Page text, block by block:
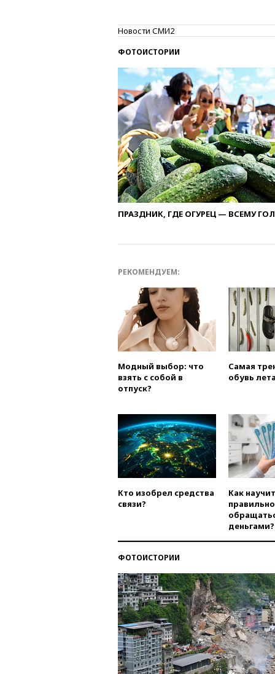
Новости СМИ2
ФОТОИСТОРИИ
ПРАЗДНИК, ГДЕ ОГУРЕЦ — ВСЕМУ
РЕКОМЕНДУЕМ:
Модный выбор: что
взять с собой в
отпуск?
Самая
обувь
Кто изобрел средства
связи?
Как
правильно
деньгами?
ФОТОИСТОРИИ